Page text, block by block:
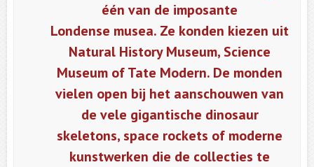
één van de imposante
Londense musea. Ze konden kiezen uit
Natural History Museum, Science
Museum of Tate Modern. De monden
vielen open bij het aanschouwen van
de vele gigantische dinosaur
skeletons, space rockets of moderne
kunstwerken die de collecties te